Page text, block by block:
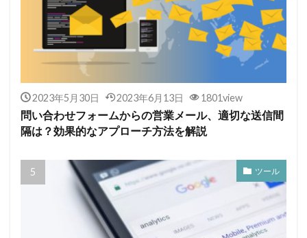
2023年5月30日 2023年6月13日 1801view
問い合わせフォームからの営業メール、適切な送信間
隔は？効果的なアプローチ方法を解説
ツール